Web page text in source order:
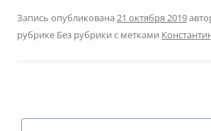
Запись опубликована 21 октября 2019
рубрике Без рубрики с метками